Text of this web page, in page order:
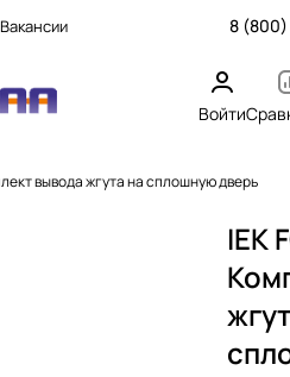
Вакансии 8
Войти
вывода жгута на сплошную дверь
IEK